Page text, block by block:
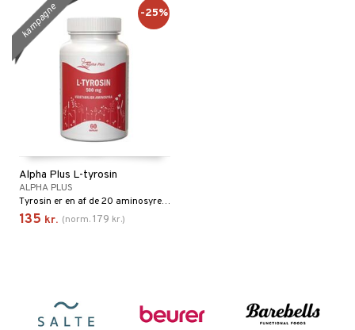
Alpha Plus L-tyrosin
ALPHA PLUS
Tyrosin er en af de 20 aminosyrer, der opbygger kroppens proteiner.
135 kr. (norm.179 kr.)
kampagne -25%